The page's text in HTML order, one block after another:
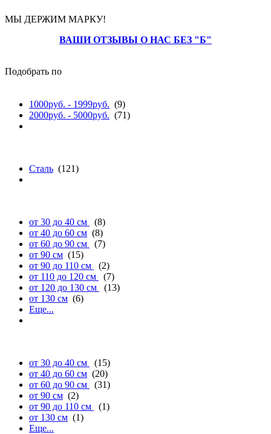
МЫ ДЕРЖИМ МАРКУ!
ВАШИ ОТЗЫВЫ О НАС БЕЗ "Б"
Подобрать по
1000руб. - 1999руб. (9)
2000руб. - 5000руб. (71)
Сталь (121)
от 30 до 40 см
(8)
от 40 до 60 см (8)
от 60 до 90 см
(7)
от 90 см (15)
от 90 до 110 см
(2)
от 110 до 120 см
(7)
от 120 до 130 см
(13)
от 130 см (6)
Еще...
от 30 до 40 см
(15)
от 40 до 60 см (20)
от 60 до 90 см
(31)
от 90 см (2)
от 90 до 110 см
(1)
от 130 см (1)
Еще...